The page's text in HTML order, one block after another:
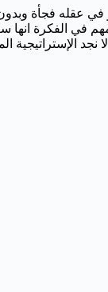
في عقله فجأة
في الفكرة
الإستراتيجية